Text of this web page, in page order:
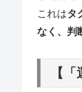
これはタ
なく、判
【